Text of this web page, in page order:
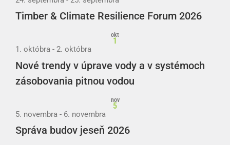
Timber & Climate Resilience Forum 2026
okt
1
1. októbra - 2. októbra
Nové trendy v úprave vody a v systémoch
zásobovania pitnou vodou
nov
5
5. novembra - 6. novembra
Správa budov jeseň 2026